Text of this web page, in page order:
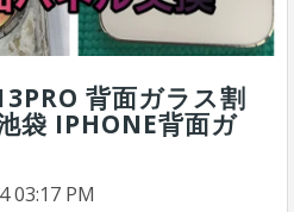
背面ガラス割
袋 IPHONE背面ガ
03:17 PM